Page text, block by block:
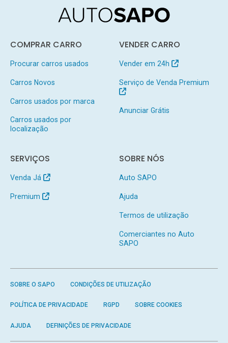
COMPRAR CARRO
Procurar carros usados
Carros Novos
Carros usados por marca
Carros usados por
localização
VENDER CARRO
Vender em 24h
Serviço de Venda Premium
Anunciar Grátis
SERVIÇOS
Venda Já
Premium
SOBRE NÓS
Auto SAPO
Ajuda
Termos de utilização
Comerciantes no Auto
SAPO
SOBRE O SAPO CONDIÇÕES DE UTILIZAÇÃO
POLÍTICA DE PRIVACIDADE RGPD SOBRE COOKIES
AJUDA DEFINIÇÕES DE PRIVACIDADE